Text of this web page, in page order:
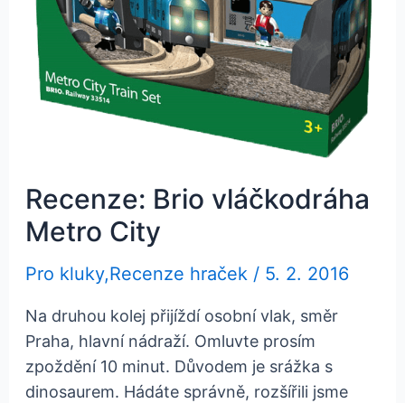
Recenze: Brio vláčkodráha
Metro City
Pro kluky,Recenze hraček/ 5. 2. 2016
Na druhou kolej přijíždí osobní vlak, směr
Praha, hlavní nádraží. Omluvte prosím
zpoždění 10 minut. Důvodem je srážka s
dinosaurem. Hádáte správně, rozšířili jsme